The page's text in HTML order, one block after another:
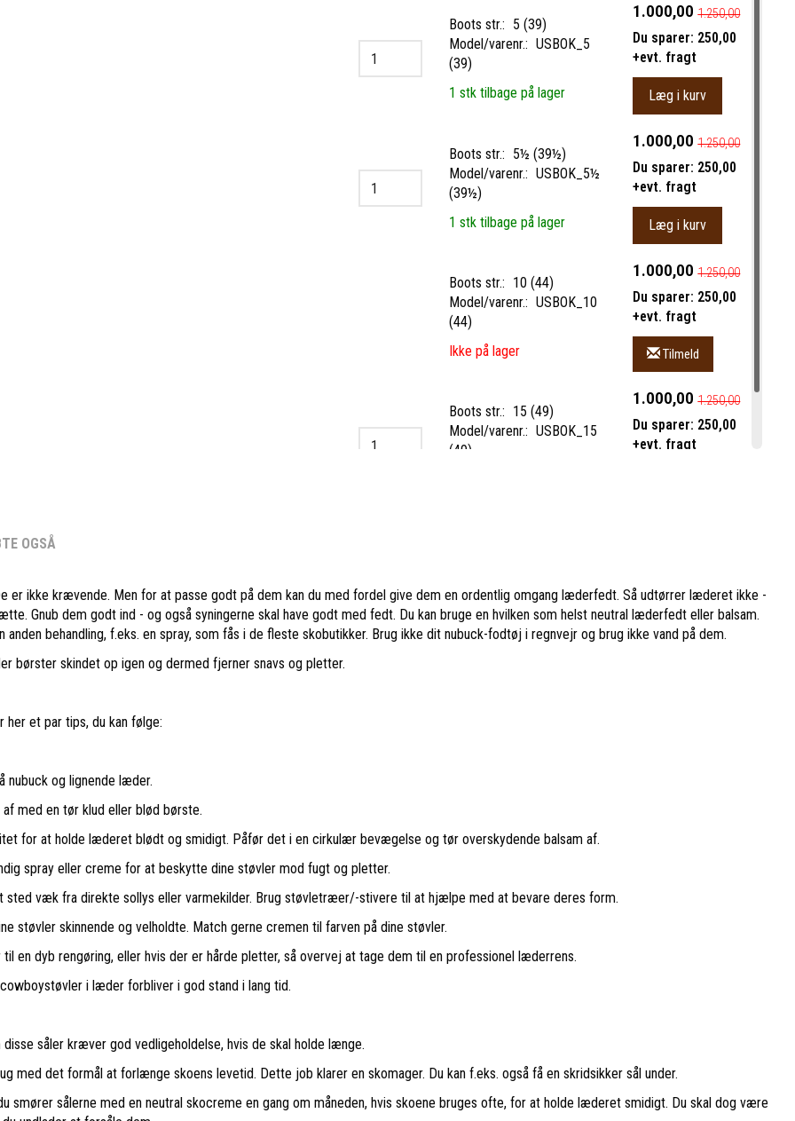
Boots str.: 5 (39)
Model/varenr.: USBOK_5
(39)
1 stk tilbage på lager
1.000,00 1.250,00
Du sparer: 250,00
+evt. fragt
Læg i kurv
Boots str.: 5½ (39½)
Model/varenr.: USBOK_5½
(39½)
1 stk tilbage på lager
1.000,00 1.250,00
Du sparer: 250,00
+evt. fragt
Læg i kurv
Boots str.: 10 (44)
Model/varenr.: USBOK_10
(44)
Ikke på lager
1.000,00 1.250,00
Du sparer: 250,00
+evt. fragt
Tilmeld
Boots str.: 15 (49)
Model/varenr.: USBOK_15
(49)
1.000,00 1.250,00
Du sparer: 250,00
+evt. fragt
OGSÅ
er ikke krævende. Men for at passe godt på dem kan du med fordel give dem en ordentlig omgang læderfedt. Så udtørrer læderet ikke -
Gnub dem godt ind - og også syningerne skal have godt med fedt. Du kan bruge en hvilken som helst neutral læderfedt eller balsam.
behandling, f.eks. en spray, som fås i de fleste skobutikker. Brug ikke dit nubuck-fodtøj i regnvejr og brug ikke vand på dem.
børster skindet op igen og dermed fjerner snavs og pletter.
et par tips, du kan følge:
nubuck og lignende læder.
med en tør klud eller blød børste.
for at holde læderet blødt og smidigt. Påfør det i en cirkulær bevægelse og tør overskydende balsam af.
spray eller creme for at beskytte dine støvler mod fugt og pletter.
sted væk fra direkte sollys eller varmekilder. Brug støvletræer/-stivere til at hjælpe med at bevare deres form.
støvler skinnende og velholdte. Match gerne cremen til farven på dine støvler.
en dyb rengøring, eller hvis der er hårde pletter, så overvej at tage dem til en professionel læderrens.
i læder forbliver i god stand i lang tid.
såler kræver god vedligeholdelse, hvis de skal holde længe.
med det formål at forlænge skoens levetid. Dette job klarer en skomager. Du kan f.eks. også få en skridsikker sål under.
smører sålerne med en neutral skocreme en gang om måneden, hvis skoene bruges ofte, for at holde læderet smidigt. Du skal dog være